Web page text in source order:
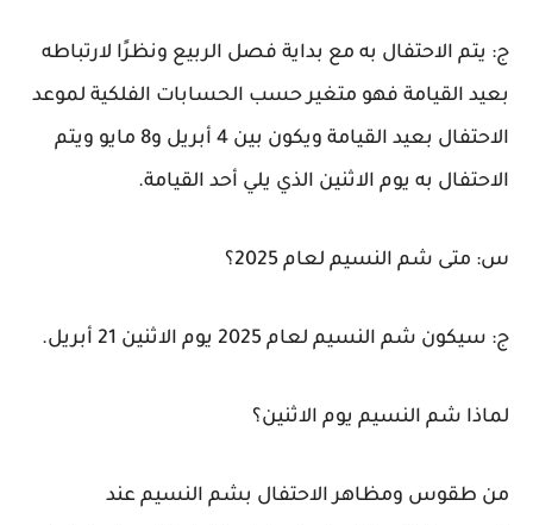
ج: يتم الاحتفال به مع بداية فصل الربيع ونظرًا لارتباطه
بعيد القيامة فهو متغير حسب الحسابات الفلكية لموعد
الاحتفال بعيد القيامة ويكون بين 4 أبريل و8 مايو ويتم
الاحتفال به يوم الاثنين الذي يلي أحد القيامة.
س: متى شم النسيم لعام 2025؟
ج: سيكون شم النسيم لعام 2025 يوم الاثنين 21 أبريل.
لماذا شم النسيم يوم الاثنين؟
من طقوس ومظاهر الاحتفال بشم النسيم عند